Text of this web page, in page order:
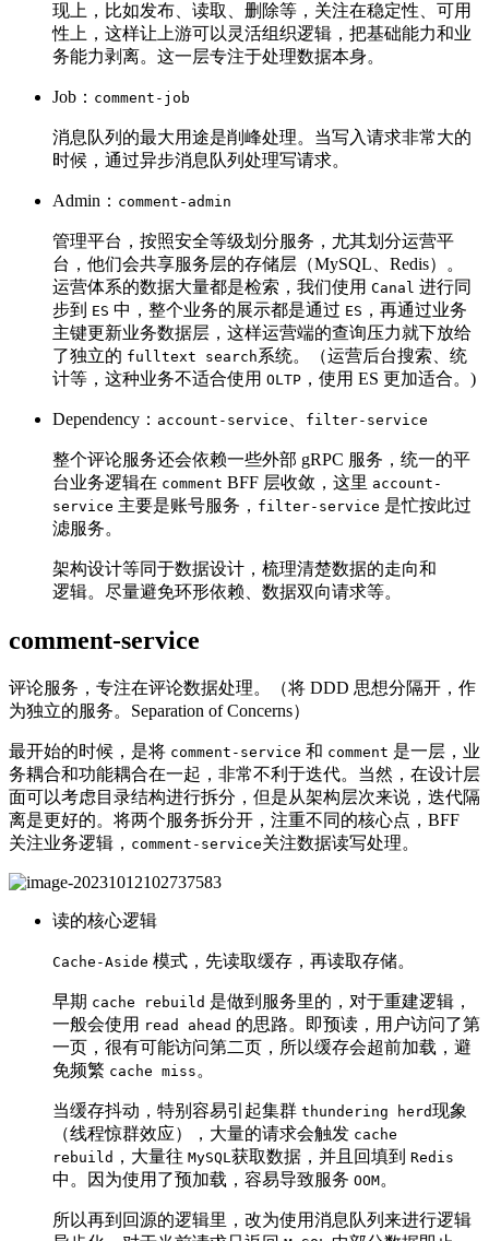
现上，比如发布、读取、删除等，关注在稳定性、可用
性上，这样让上游可以灵活组织逻辑，把基础能力和业
务能力剥离。这一层专注于处理数据本身。
Job： comment-job
消息队列的最大用途是削峰处理。当写入请求非常大的
时候，通过异步消息队列处理写请求。
Admin： comment-admin
管理平台，按照安全等级划分服务，尤其划分运营平
台，他们会共享服务层的存储层（MySQL、Redis）。
运营体系的数据大量都是检索，我们使用 Canal 进行同
步到 ES 中，整个业务的展示都是通过 ES ，再通过业务
主键更新业务数据层，这样运营端的查询压力就下放给
了独立的 fulltext search系统。（运营后台搜索、统
计等，这种业务不适合使用 OLTP ，使用 ES 更加适合。)
Dependency： account-service 、 filter-service
整个评论服务还会依赖一些外部 gRPC 服务，统一的平
台业务逻辑在 comment BFF 层收敛，这里 account-
service 主要是账号服务， filter-service 是忙按此过
滤服务。
架构设计等同于数据设计，梳理清楚数据的走向和
逻辑。尽量避免环形依赖、数据双向请求等。
comment-service
评论服务，专注在评论数据处理。（将 DDD 思想分隔开，作
为独立的服务。Separation of Concerns）
最开始的时候，是将 comment-service 和 comment 是一层，业
务耦合和功能耦合在一起，非常不利于迭代。当然，在设计层
面可以考虑目录结构进行拆分，但是从架构层次来说，迭代隔
离是更好的。将两个服务拆分开，注重不同的核心点，BFF
关注业务逻辑， comment-service关注数据读写处理。
读的核心逻辑
Cache-Aside 模式，先读取缓存，再读取存储。
早期 cache rebuild 是做到服务里的，对于重建逻辑，
一般会使用 read ahead 的思路。即预读，用户访问了第
一页，很有可能访问第二页，所以缓存会超前加载，避
免频繁 cache miss 。
当缓存抖动，特别容易引起集群 thundering herd现象
（线程惊群效应），大量的请求会触发 cache
rebuild ，大量往 MySQL获取数据，并且回填到 Redis
中。因为使用了预加载，容易导致服务 OOM。
所以再到回源的逻辑里，改为使用消息队列来进行逻辑